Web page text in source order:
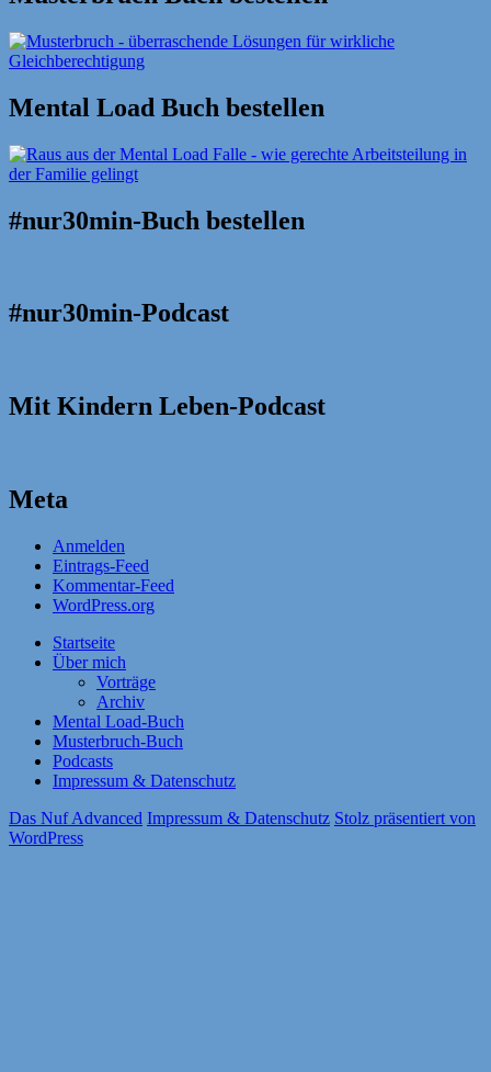
Mental Load Buch bestellen
#nur30min-Buch bestellen
#nur30min-Podcast
Mit Kindern Leben-Podcast
Meta
Anmelden
Eintrags-Feed
Kommentar-Feed
WordPress.org
Startseite
Über mich
Vorträge
Archiv
Mental Load-Buch
Musterbruch-Buch
Podcasts
Impressum & Datenschutz
Das Nuf Advanced Impressum & Datenschutz Stolz präsentiert von
WordPress